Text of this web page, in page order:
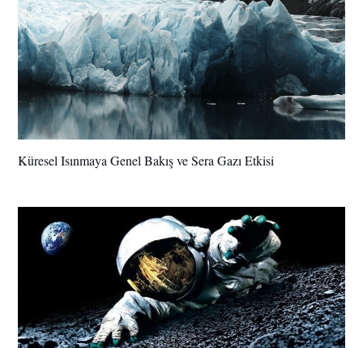
Küresel Isınmaya Genel Bakış ve Sera Gazı Etkisi